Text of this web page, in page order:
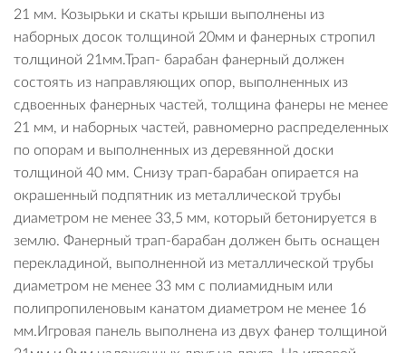
21 мм. Козырьки и скаты крыши выполнены из
наборных досок толщиной 20мм и фанерных стропил
толщиной 21мм.Трап- барабан фанерный должен
состоять из направляющих опор, выполненных из
сдвоенных фанерных частей, толщина фанеры не менее
21 мм, и наборных частей, равномерно распределенных
по опорам и выполненных из деревянной доски
толщиной 40 мм. Снизу трап-барабан опирается на
окрашенный подпятник из металлической трубы
диаметром не менее 33,5 мм, который бетонируется в
землю. Фанерный трап-барабан должен быть оснащен
перекладиной, выполненной из металлической трубы
диаметром не менее 33 мм с полиамидным или
полипропиленовым канатом диаметром не менее 16
мм.Игровая панель выполнена из двух фанер толщиной